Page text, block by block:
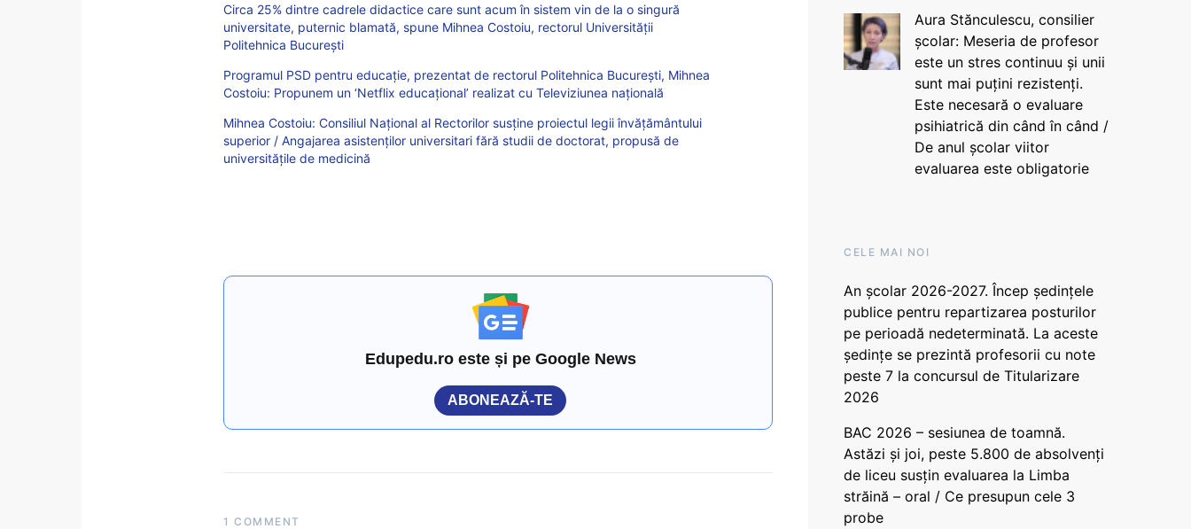
Circa 25% dintre cadrele didactice care sunt acum în sistem vin de la o singură
universitate, puternic blamată, spune Mihnea Costoiu, rectorul Universității
Politehnica București
Programul PSD pentru educaţie, prezentat de rectorul Politehnica București, Mihnea
Costoiu: Propunem un ‘Netflix educaţional’ realizat cu Televiziunea naţională
Mihnea Costoiu: Consiliul Național al Rectorilor susține proiectul legii învățământului
superior / Angajarea asistenților universitari fără studii de doctorat, propusă de
universitățile de medicină
Edupedu.ro este și pe Google News
ABONEAZĂ-TE
1 COMMENT
Aura Stănculescu, consilier
școlar: Meseria de profesor
este un stres continuu și unii
sunt mai puțini rezistenți.
Este necesară o evaluare
psihiatrică din când în când /
De anul școlar viitor
evaluarea este obligatorie
CELE MAI NOI
An școlar 2026-2027. Încep ședințele
publice pentru repartizarea posturilor
pe perioadă nedeterminată. La aceste
ședințe se prezintă profesorii cu note
peste 7 la concursul de Titularizare
2026
BAC 2026 – sesiunea de toamnă.
Astăzi și joi, peste 5.800 de absolvenți
de liceu susțin evaluarea la Limba
străină – oral / Ce presupun cele 3
probe